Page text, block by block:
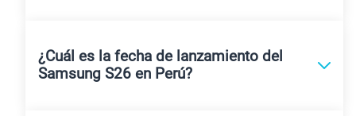
¿Cuál es la fecha de lanzamiento del
Samsung S26 en Perú?